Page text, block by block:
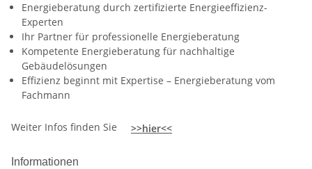
Energieberatung durch zertifizierte Energieeffizienz-
Experten
Ihr Partner für professionelle Energieberatung
Kompetente Energieberatung für nachhaltige
Gebäudelösungen
Effizienz beginnt mit Expertise – Energieberatung vom
Fachmann
Weiter Infos finden Sie >>hier<<
Informationen